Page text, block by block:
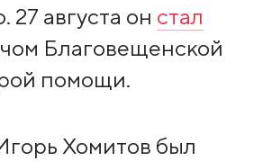
27 августа он стал
Благовещенской
помощи.
Хомитов был